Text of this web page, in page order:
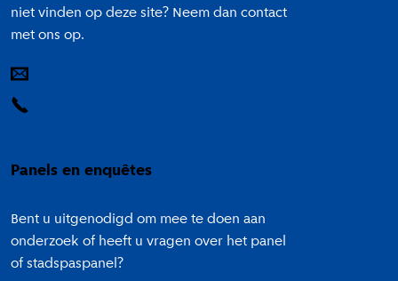
niet vinden op deze site? Neem dan contact
met ons op.
Panels en enquêtes
Bent u uitgenodigd om mee te doen aan
onderzoek of heeft u vragen over het panel
of stadspaspanel?